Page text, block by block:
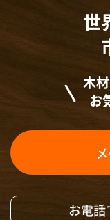
世
木
お
お電